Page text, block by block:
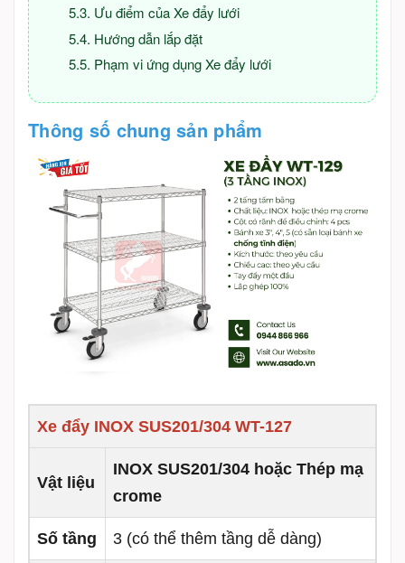
Ưu điểm của Xe đẩy lưới
Hướng dẫn lắp đặt
Phạm vi ứng dụng Xe đẩy lưới
Thông số chung sản phẩm
Xe đẩy INOX SUS201/304 WT-127
Vật liệu
INOX SUS201/304 hoặc Thép mạ
crome
Số tầng 3 (có thể thêm tầng dễ dàng)